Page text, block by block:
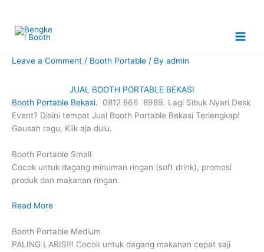
content
Leave a Comment / Booth Portable / By admin
JUAL BOOTH PORTABLE BEKASI
Booth Portable Bekasi. 0812 866 8989. Lagi Sibuk Nyari Desk
Event? Disini tempat Jual Booth Portable Bekasi Terlengkap!
Gausah ragu, Klik aja dulu.
Booth Portable Small
Cocok untuk dagang minuman ringan (soft drink), promosi
produk dan makanan ringan.
Read More
Booth Portable Medium
PALING LARIS!!! Cocok untuk dagang makanan cepat saji